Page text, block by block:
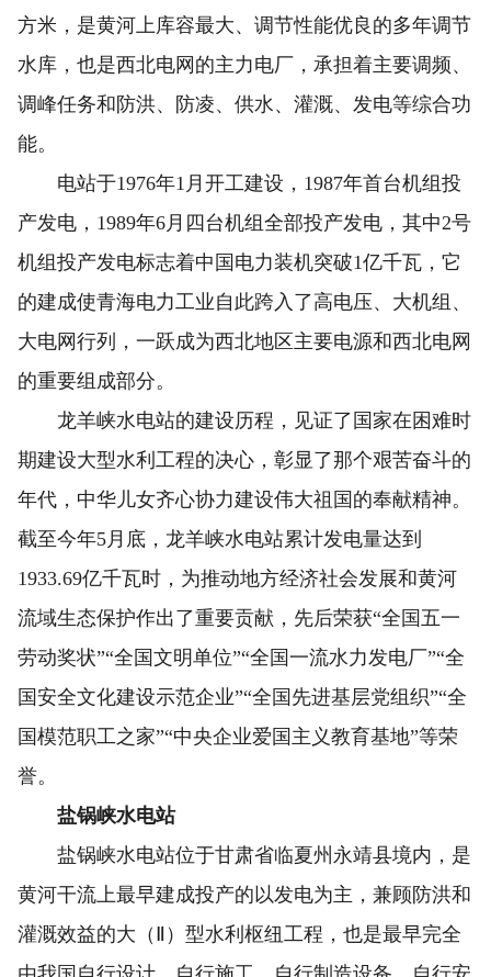
方米，是黄河上库容最大、调节性能优良的多年调节
水库，也是西北电网的主力电厂，承担着主要调频、
调峰任务和防洪、防凌、供水、灌溉、发电等综合功
能。
电站于1976年1月开工建设，1987年首台机组投
产发电，1989年6月四台机组全部投产发电，其中2号
机组投产发电标志着中国电力装机突破1亿千瓦，它
的建成使青海电力工业自此跨入了高电压、大机组、
大电网行列，一跃成为西北地区主要电源和西北电网
的重要组成部分。
龙羊峡水电站的建设历程，见证了国家在困难时
期建设大型水利工程的决心，彰显了那个艰苦奋斗的
年代，中华儿女齐心协力建设伟大祖国的奉献精神。
截至今年5月底，龙羊峡水电站累计发电量达到
1933.69亿千瓦时，为推动地方经济社会发展和黄河
流域生态保护作出了重要贡献，先后荣获“全国五一
劳动奖状”“全国文明单位”“全国一流水力发电厂”“全
国安全文化建设示范企业”“全国先进基层党组织”“全
国模范职工之家”“中央企业爱国主义教育基地”等荣
誉。
盐锅峡水电站
盐锅峡水电站位于甘肃省临夏州永靖县境内，是
黄河干流上最早建成投产的以发电为主，兼顾防洪和
灌溉效益的大（Ⅱ）型水利枢纽工程，也是最早完全